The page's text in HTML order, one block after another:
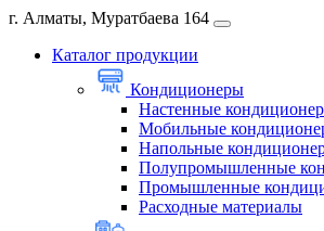
г. Алматы, Муратбаева 164
Каталог продукции
Кондиционеры
Настенные
Мобильные
Напольные
Полупромышленные
Промышленные
Расходные материалы